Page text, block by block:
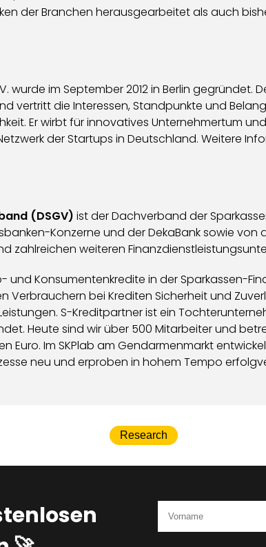
der Branchen herausgearbeitet als auch
wurde im September 2012 in Berlin gegründet.
vertritt die Interessen, Standpunkte und
Er wirbt für innovatives Unternehmertum
der Startups in Deutschland. Weitere
(DSGV) ist der Dachverband der
Konzerne und der DekaBank sowie
zahlreichen weiteren
und Konsumentenkredite in der Sparkassen-
Verbrauchern bei Krediten Sicherheit und
S-Kreditpartner ist ein
Heute sind wir über 500 Mitarbeiter und
Euro. Im SKPlab am Gendarmenmarkt
neu und erproben in hohem Tempo
Research